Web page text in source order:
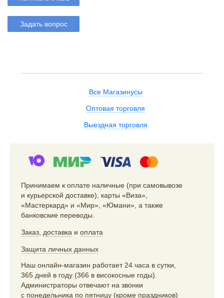
Задать вопрос
Все Магазинусы
Оптовая торговля
Выездная торговля
Принимаем к оплате наличные (при самовывозе
и курьерской доставке), карты «Виза»,
«Мастеркард» и «Мир», «Юмани», а также
банковские переводы.
Заказ доставка и оплата
Защита личных данных
Наш онлайн-магазин работает 24 часа в сутки,
365 дней в году (366 в високосные годы).
Администраторы отвечают на звонки
с понедельника по пятницу (кроме праздников)